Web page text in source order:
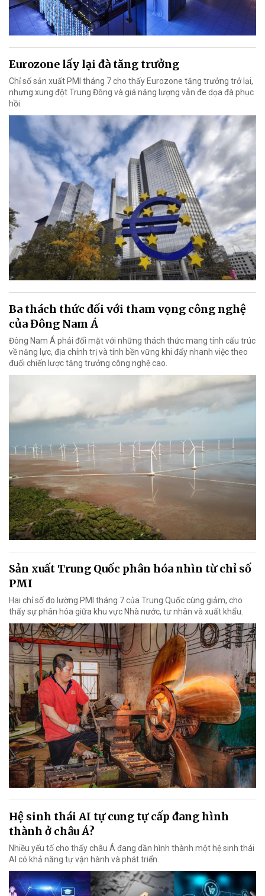
Eurozone lấy lại đà tăng trưởng
Chỉ số sản xuất PMI tháng 7 cho thấy Eurozone tăng trưởng trở lại,
nhưng xung đột Trung Đông và giá năng lượng vẫn đe dọa đà phục
hồi.
Ba thách thức đối với tham vọng công nghệ
của Đông Nam Á
Đông Nam Á phải đối mặt với những thách thức mang tính cấu trúc
về năng lực, địa chính trị và tính bền vững khi đẩy nhanh việc theo
đuổi chiến lược tăng trưởng công nghệ cao.
Sản xuất Trung Quốc phân hóa nhìn từ chỉ số
PMI
Hai chỉ số đo lường PMI tháng 7 của Trung Quốc cùng giảm, cho
thấy sự phân hóa giữa khu vực Nhà nước, tư nhân và xuất khẩu.
Hệ sinh thái AI tự cung tự cấp đang hình
thành ở châu Á?
Nhiều yếu tố cho thấy châu Á đang dần hình thành một hệ sinh thái
AI có khả năng tự vận hành và phát triển.